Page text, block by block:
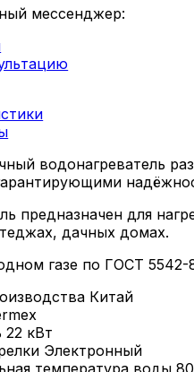
мессенджер:
водонагреватель
предназначен для
дачных домах.
газе по ГОСТ
Китай
22 кВт
Электронный
температура воды